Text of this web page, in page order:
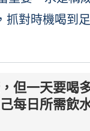
抓對時機喝到
但一天要喝
每日所需飲